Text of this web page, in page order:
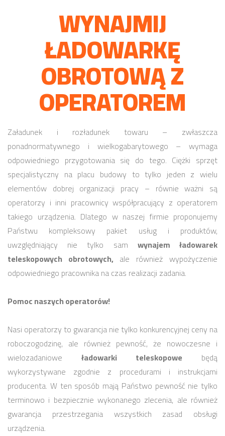
WYNAJMIJ
ŁADOWARKĘ
OBROTOWĄ Z
OPERATOREM
Załadunek i rozładunek towaru – zwłaszcza
ponadnormatywnego i wielkogabarytowego – wymaga
odpowiedniego przygotowania się do tego. Ciężki sprzęt
specjalistyczny na placu budowy to tylko jeden z wielu
elementów dobrej organizacji pracy – równie ważni są
operatorzy i inni pracownicy współpracujący z operatorem
takiego urządzenia. Dlatego w naszej firmie proponujemy
Państwu kompleksowy pakiet usług i produktów,
uwzględniający nie tylko sam wynajem ładowarek
teleskopowych obrotowych, ale również wypożyczenie
odpowiedniego pracownika na czas realizacji zadania.
Pomoc naszych operatorów!
Nasi operatorzy to gwarancja nie tylko konkurencyjnej ceny na
roboczogodzinę, ale również pewność, że nowoczesne i
wielozadaniowe ładowarki teleskopowe będą
wykorzystywane zgodnie z procedurami i instrukcjami
producenta. W ten sposób mają Państwo pewność nie tylko
terminowo i bezpiecznie wykonanego zlecenia, ale również
gwarancja przestrzegania wszystkich zasad obsługi
urządzenia.